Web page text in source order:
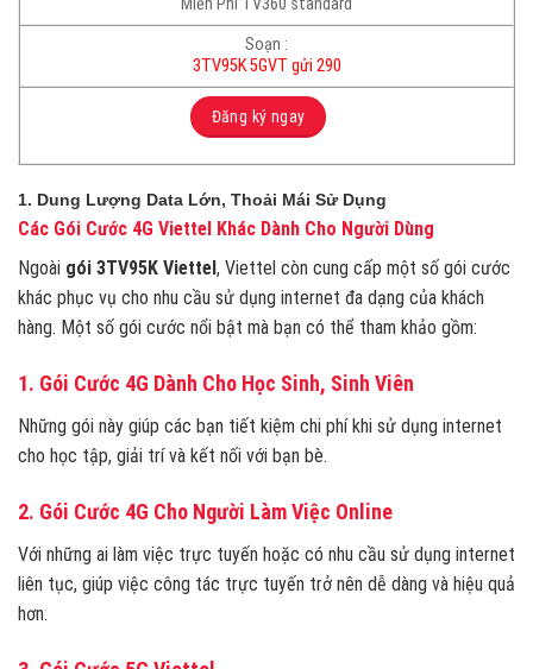
Miễn Phí TV360 standard
Soạn :
3TV95K 5GVT gửi 290
Đăng ký ngay
1. Dung Lượng Data Lớn, Thoải Mái Sử Dụng
Các Gói Cước 4G Viettel Khác Dành Cho Người Dùng
Ngoài gói 3TV95K Viettel , Viettel còn cung cấp một số gói cước
khác phục vụ cho nhu cầu sử dụng internet đa dạng của khách
hàng. Một số gói cước nổi bật mà bạn có thể tham khảo gồm:
1. Gói Cước 4G Dành Cho Học Sinh, Sinh Viên
Những gói này giúp các bạn tiết kiệm chi phí khi sử dụng internet
cho học tập, giải trí và kết nối với bạn bè.
2. Gói Cước 4G Cho Người Làm Việc Online
Với những ai làm việc trực tuyến hoặc có nhu cầu sử dụng internet
liên tục, giúp việc công tác trực tuyến trở nên dễ dàng và hiệu quả
hơn.